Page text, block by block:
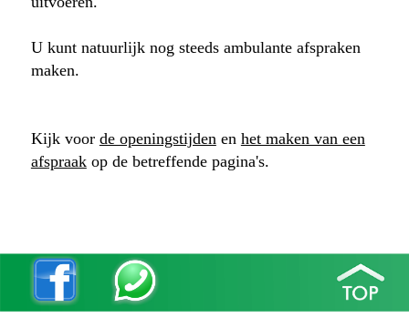
U kunt natuurlijk nog steeds ambulante afspraken
maken.
Kijk voor de openingstijdenen het maken van een
afspraakop de betreffende pagina's.